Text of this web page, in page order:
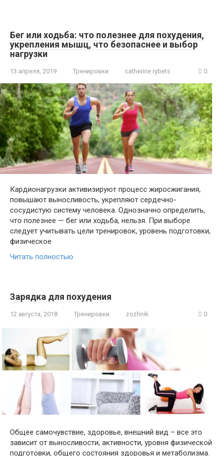
Бег или ходьба: что полезнее для похудения,
укрепления мышц, что безопаснее и выбор
нагрузки
13 апреля, 2019 Тренировки catherine.rybets 0
Кардионагрузки активизируют процесс жиросжигания,
повышают выносливость, укрепляют сердечно-
сосудистую систему человека. Однозначно определить,
что полезнее — бег или ходьба, нельзя. При выборе
следует учитывать цели тренировок, уровень подготовки,
физическое
Читать полностью
Зарядка для похудения
12 августа, 2018 Тренировки zozhnik 0
Общее самочувствие, здоровье, внешний вид – все это
зависит от выносливости, активности, уровня физической
подготовки, общего состояния здоровья и метаболизма.